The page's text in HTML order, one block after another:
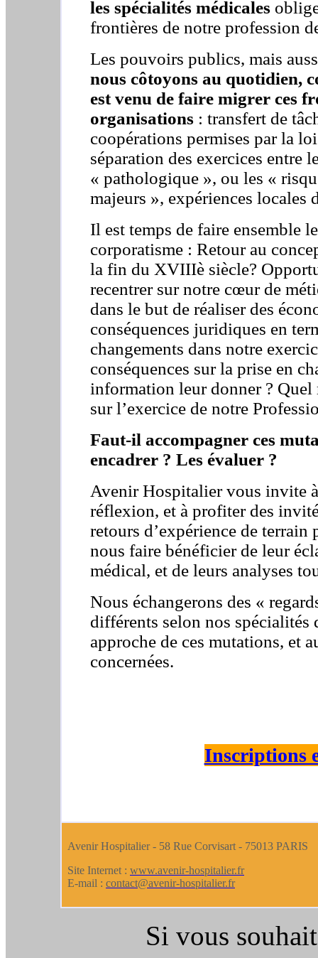
les spécialités médicales
frontières de notre profession
Les pouvoirs publics, mais
nous côtoyons au quotidien,
est venu de faire migrer ces
organisations : transfert de
coopérations permises par la
séparation des exercices entre
« pathologique », ou les «
majeurs », expériences locales
Il est temps de faire ensemble
corporatisme : Retour au
la fin du XVIIIè siècle?
recentrer sur notre cœur de
dans le but de réaliser des
conséquences juridiques en
changements dans notre
conséquences sur la prise en
information leur donner ?
sur l’exercice de notre
Faut-il accompagner ces
encadrer ? Les évaluer ?
Avenir Hospitalier vous invite
réflexion, et à profiter des
retours d’expérience de
nous faire bénéficier de leur
médical, et de leurs analyses
Nous échangerons des «
différents selon nos spécialités
approche de ces mutations, et
concernées.
Inscriptions
Avenir Hospitalier - 58 Rue Corvisart - 75013 PARIS
Site Internet : www.avenir-hospitalier.fr
E-mail : contact@avenir-hospitalier.fr
Si vous